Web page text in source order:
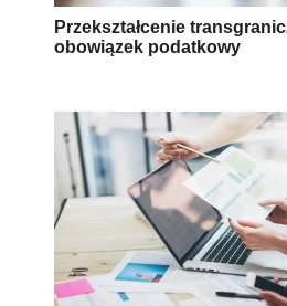
Przekształcenie
obowiązek podatkowy